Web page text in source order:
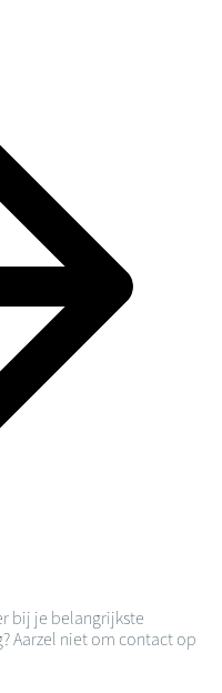
bij je belangrijkste
Aarzel niet om contact op